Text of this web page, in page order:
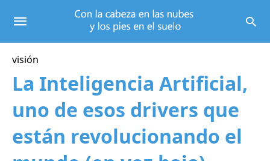
visión
La Inteligencia Artificial,
uno de esos drivers que
están revolucionando el